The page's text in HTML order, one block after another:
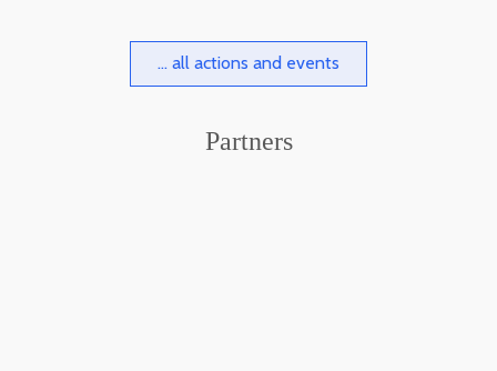
... all actions and events
Partners